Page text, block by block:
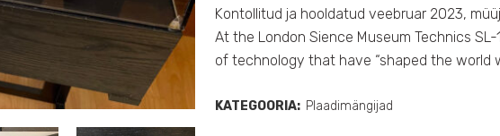
Kontollitud ja hooldatud veebruar 2023,
At the London Sience Museum Technics
of technology that have “shaped the world
KATEGOORIA: Plaadimängijad